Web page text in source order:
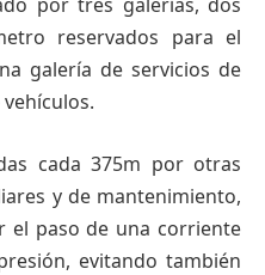
reservados para el
galería de servicios de
cada 375m por otras
y de mantenimiento,
el paso de una corriente
evitando también